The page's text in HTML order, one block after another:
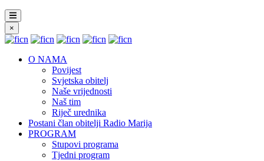
×
O NAMA
Povijest
Svjetska obitelj
Naše vrijednosti
Naš tim
Riječ urednika
Postani član obitelji Radio Marija
PROGRAM
Stupovi programa
Tjedni program